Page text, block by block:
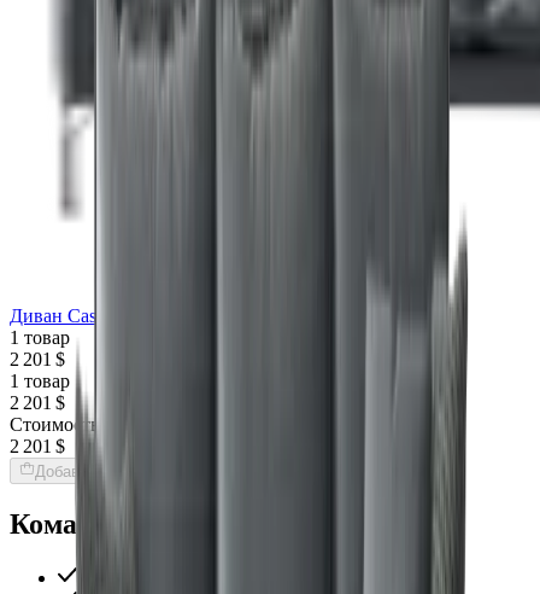
Диван Casiano
1 товар
2 201 $
1 товар
2 201 $
Стоимость интерьера:
2 201 $
Добавить товары в заказ
Команда Globus гарантирует